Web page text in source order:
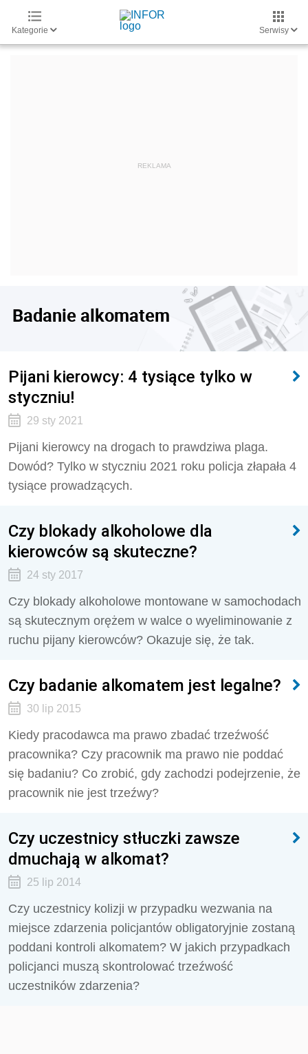
Kategorie Serwisy
Badanie alkomatem
Pijani kierowcy: 4 tysiące tylko w
styczniu!
29 sty 2021
Pijani kierowcy na drogach to prawdziwa plaga.
Dowód? Tylko w styczniu 2021 roku policja złapała 4
tysiące prowadzących.
Czy blokady alkoholowe dla
kierowców są skuteczne?
24 sty 2017
Czy blokady alkoholowe montowane w samochodach
są skutecznym orężem w walce o wyeliminowanie z
ruchu pijany kierowców? Okazuje się, że tak.
Czy badanie alkomatem jest legalne?
30 lip 2015
Kiedy pracodawca ma prawo zbadać trzeźwość
pracownika? Czy pracownik ma prawo nie poddać
się badaniu? Co zrobić, gdy zachodzi podejrzenie, że
pracownik nie jest trzeźwy?
Czy uczestnicy stłuczki zawsze
dmuchają w alkomat?
25 lip 2014
Czy uczestnicy kolizji w przypadku wezwania na
miejsce zdarzenia policjantów obligatoryjnie zostaną
poddani kontroli alkomatem? W jakich przypadkach
policjanci muszą skontrolować trzeźwość
uczestników zdarzenia?